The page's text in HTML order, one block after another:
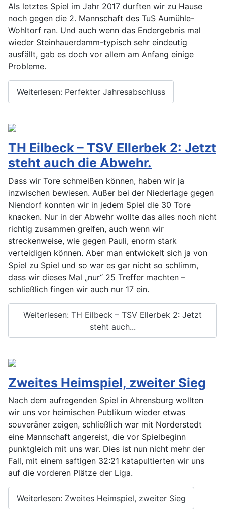
Als letztes Spiel im Jahr 2017 durften wir zu Hause
noch gegen die 2. Mannschaft des TuS Aumühle-
Wohltorf ran. Und auch wenn das Endergebnis mal
wieder Steinhauerdamm-typisch sehr eindeutig
ausfällt, gab es doch vor allem am Anfang einige
Probleme.
Weiterlesen: Perfekter Jahresabschluss
TH Eilbeck – TSV Ellerbek 2: Jetzt
steht auch die Abwehr.
Dass wir Tore schmeißen können, haben wir ja
inzwischen bewiesen. Außer bei der Niederlage gegen
Niendorf konnten wir in jedem Spiel die 30 Tore
knacken. Nur in der Abwehr wollte das alles noch nicht
richtig zusammen greifen, auch wenn wir
streckenweise, wie gegen Pauli, enorm stark
verteidigen können. Aber man entwickelt sich ja von
Spiel zu Spiel und so war es gar nicht so schlimm,
dass wir dieses Mal „nur“ 25 Treffer machten –
schließlich fingen wir auch nur 17 ein.
Weiterlesen: TH Eilbeck – TSV Ellerbek 2: Jetzt
steht auch...
Zweites Heimspiel, zweiter Sieg
Nach dem aufregenden Spiel in Ahrensburg wollten
wir uns vor heimischen Publikum wieder etwas
souveräner zeigen, schließlich war mit Norderstedt
eine Mannschaft angereist, die vor Spielbeginn
punktgleich mit uns war. Dies ist nun nicht mehr der
Fall, mit einem saftigen 32:21 katapultierten wir uns
auf die vorderen Plätze der Liga.
Weiterlesen: Zweites Heimspiel, zweiter Sieg